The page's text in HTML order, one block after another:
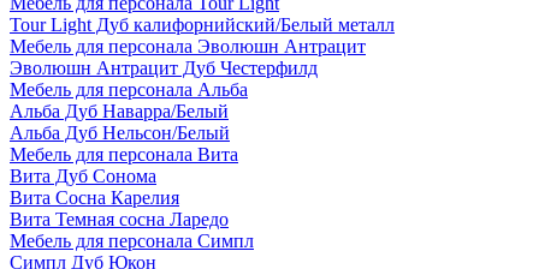
Tour Light Дуб калифорнийский/Белый металл
Мебель для персонала Эволюшн Антрацит
Эволюшн Антрацит Дуб Честерфилд
Мебель для персонала Альба
Альба Дуб Наварра/Белый
Альба Дуб Нельсон/Белый
Мебель для персонала Вита
Вита Дуб Сонома
Вита Сосна Карелия
Вита Темная сосна Ларедо
Мебель для персонала Симпл
Симпл Дуб Юкон